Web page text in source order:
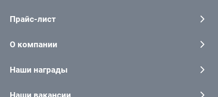
Прайс-лист
О компании
Наши награды